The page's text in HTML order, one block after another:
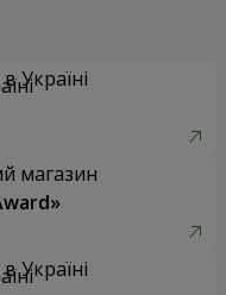
Україні
магазин
Україні